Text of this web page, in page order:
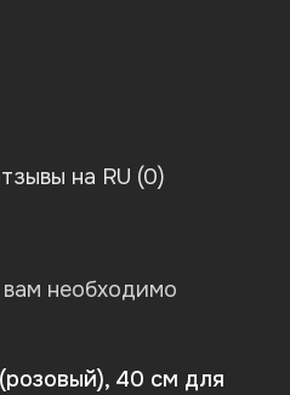
40 см для
на RU (0)
необходимо